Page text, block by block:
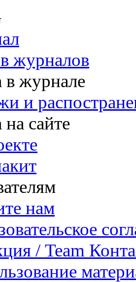
журналов
в журнале
и
сайте
нам
/ Team